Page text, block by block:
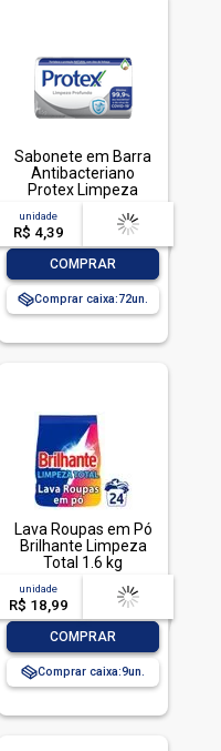
Sabonete em Barra
Antibacteriano
Protex Limpeza
Profunda Envoltório
unidade
R$ 4,39
acima de
-- --,--un.
COMPRAR
Comprar caixa:72
Lava Roupas em Pó
Brilhante Limpeza
Total 1.6 kg
unidade
R$ 18,99
acima de
-- --,--un.
COMPRAR
Comprar caixa:9